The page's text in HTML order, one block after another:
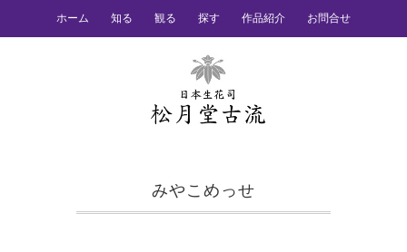
ホーム 知る 観る 探す 作品紹介 お問合せ
みやこめっせ